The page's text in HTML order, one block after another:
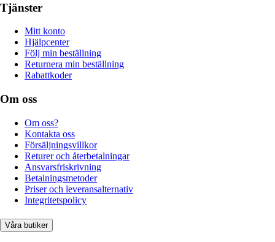
Tjänster
Mitt konto
Hjälpcenter
Följ min beställning
Returnera min beställning
Rabattkoder
Om oss
Om oss?
Kontakta oss
Försäljningsvillkor
Returer och återbetalningar
Ansvarsfriskrivning
Betalningsmetoder
Priser och leveransalternativ
Integritetspolicy
Våra butiker